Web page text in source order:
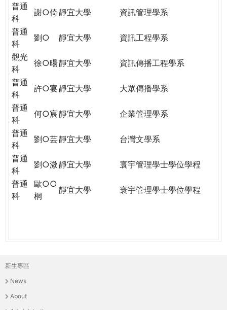
普通
科
謝○倚靜宜大學
資訊管理學系
普通
科
劉○ 靜宜大學
資訊工程學系
觀光
科
徐○暘靜宜大學
資訊傳播工程學系
普通
科
許○宴靜宜大學
大眾傳播學系
普通
科
何○宸靜宜大學
企業管理學系
普通
科
劉○芸靜宜大學
台灣文學系
普通
科
劉○溦靜宜大學
寰宇管理學士學位學程
普通
科
歐○○
桐
靜宜大學 寰宇管理學士學位學程
主
選
新生專區
News
About